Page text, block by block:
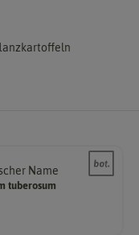
Name
tuberosum
eindeutigen
der Pflanze.